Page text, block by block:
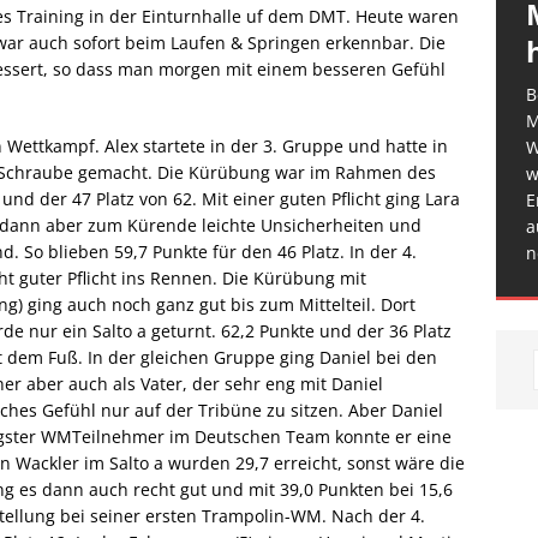
Training in der Einturnhalle uf dem DMT. Heute waren
auch sofort beim Laufen & Springen erkennbar. Die
so dass man morgen mit einem besseren Gefühl
Alex startete in der 3. Gruppe und hatte in
gemacht. Die Kürübung war im Rahmen des
der 47 Platz von 62. Mit einer guten Pflicht ging Lara
aber zum Kürende leichte Unsicherheiten und
So blieben 59,7 Punkte für den 46 Platz. In der 4.
guter Pflicht ins Rennen. Die Kürübung mit
ging auch noch ganz gut bis zum Mittelteil. Dort
nur ein Salto a geturnt. 62,2 Punkte und der 36 Platz
Fuß. In der gleichen Gruppe ging Daniel bei den
aber auch als Vater, der sehr eng mit Daniel
Gefühl nur auf der Tribüne zu sitzen. Aber Daniel
WMTeilnehmer im Deutschen Team konnte er eine
Wackler im Salto a wurden 29,7 erreicht, sonst wäre die
es dann auch recht gut und mit 39,0 Punkten bei 15,6
bei seiner ersten Trampolin-WM. Nach der 4.